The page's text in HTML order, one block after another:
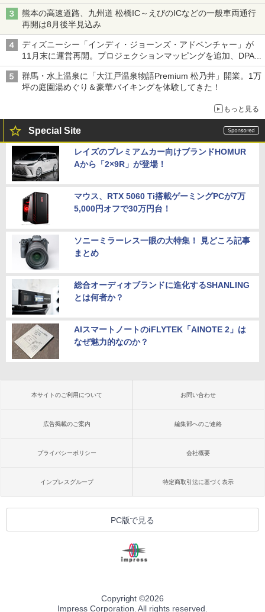
熊本の高速道路、九州道 松橋IC～えびのICなどの一般車両通行
再開は8月後半見込み
ディズニーシー「インディ・ジョーンズ・アドベンチャー」が
11月末に運営再開。プロジェクションマッピングを追加、DPA
は1500円
群馬・水上温泉に「大江戸温泉物語Premium 松乃井」開業。1万
坪の庭園湯めぐり＆豪華バイキングを体験してきた！
もっと見る
Special Site
レイズのプレミアムカー向けブランドHOMUR
Aから「2×9R」が登場！
マウス、RTX 5060 Ti搭載ゲーミングPCが7万
5,000円オフで30万円台！
ソニーミラーレス一眼の大特集！ 見どころ記事
まとめ
総合オーディオブランドに進化するSHANLING
とは何者か？
AIスマートノートのiFLYTEK「AINOTE 2」は
なぜ魅力的なのか？
本サイトのご利用について お問い合わせ
広告掲載のご案内 編集部へのご連絡
プライバシーポリシー 会社概要
インプレスグループ 特定商取引法に基づく表示
PC版で見る
Copyright ©2026
Impress Corporation. All rights reserved.